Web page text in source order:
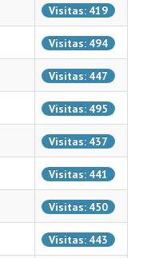
Visitas: 419
Visitas: 494
Visitas: 447
Visitas: 495
Visitas: 437
Visitas: 441
Visitas: 450
Visitas: 443